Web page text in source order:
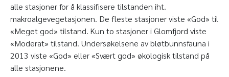
alle stasjoner for å klassifisere tilstanden iht.
makroalgevegetasjonen. De fleste stasjoner viste «God» til
«Meget god» tilstand. Kun to stasjoner i Glomfjord viste
«Moderat» tilstand. Undersøkelsene av bløtbunnsfauna i
2013 viste «God» eller «Svært god» økologisk tilstand på
alle stasjonene.